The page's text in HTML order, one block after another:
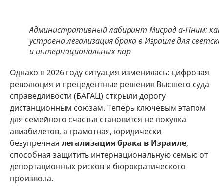
Административный лабиринт Мисрад а-Пним:
устроена легализация брака в Израиле для
и интернациональных пар
Однако в 2026 году ситуация изменилась: цифровая
революция и прецедентные решения Высшего суда
справедливости (БАГАЦ) открыли дорогу
дистанционным союзам. Теперь ключевым этапом
для семейного счастья становится не покупка
авиабилетов, а грамотная, юридически
безупречная легализация брака в Израиле,
способная защитить интернациональную семью от
депортационных рисков и бюрократического
произвола.